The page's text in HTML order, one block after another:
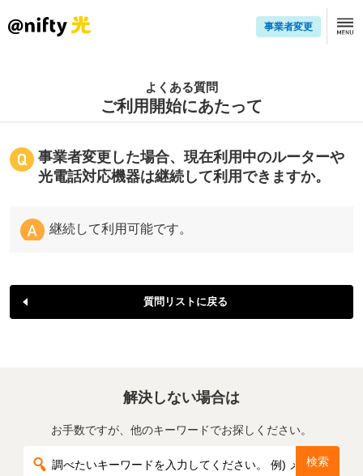
事業者変更
よくある質問
ご利用開始にあたって
事業者変更した場合、現在利用中のルーターや
光電話対応機器は継続して利用できますか。
継続して利用可能です。
質問リストに戻る
解決しない場合は
お手数ですが、他のキーワードでお探しください。